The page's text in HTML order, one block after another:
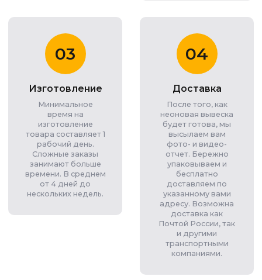
03
Изготовление
Минимальное
время на
изготовление
товара составляет 1
рабочий день.
Сложные заказы
занимают больше
времени. В среднем
от 4 дней до
нескольких недель.
04
Доставка
После того, как
неоновая вывеска
будет готова, мы
высылаем вам
фото- и видео-
отчет. Бережно
упаковываем и
бесплатно
доставляем по
указанному вами
адресу. Возможна
доставка как
Почтой России, так
и другими
транспортными
компаниями.